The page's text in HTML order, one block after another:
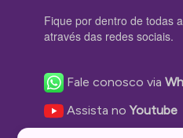
Fique por dentro de todas
através das redes sociais.
Fale conosco via
Assista noYoutube